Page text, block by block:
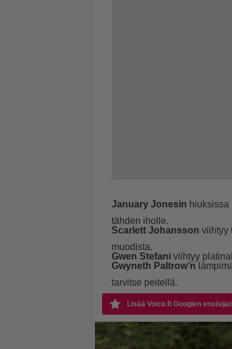
January Jonesin hiuksissa
tähden iholle.
Scarlett Johansson viihtyy
muodista.
Gwen Stefani viihtyy
Gwyneth Paltrow’n
tarvitse peitellä.
Lisää Voice.fi Googlen